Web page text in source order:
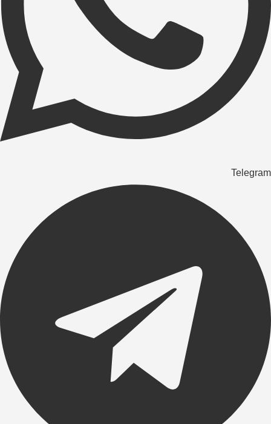
Telegram